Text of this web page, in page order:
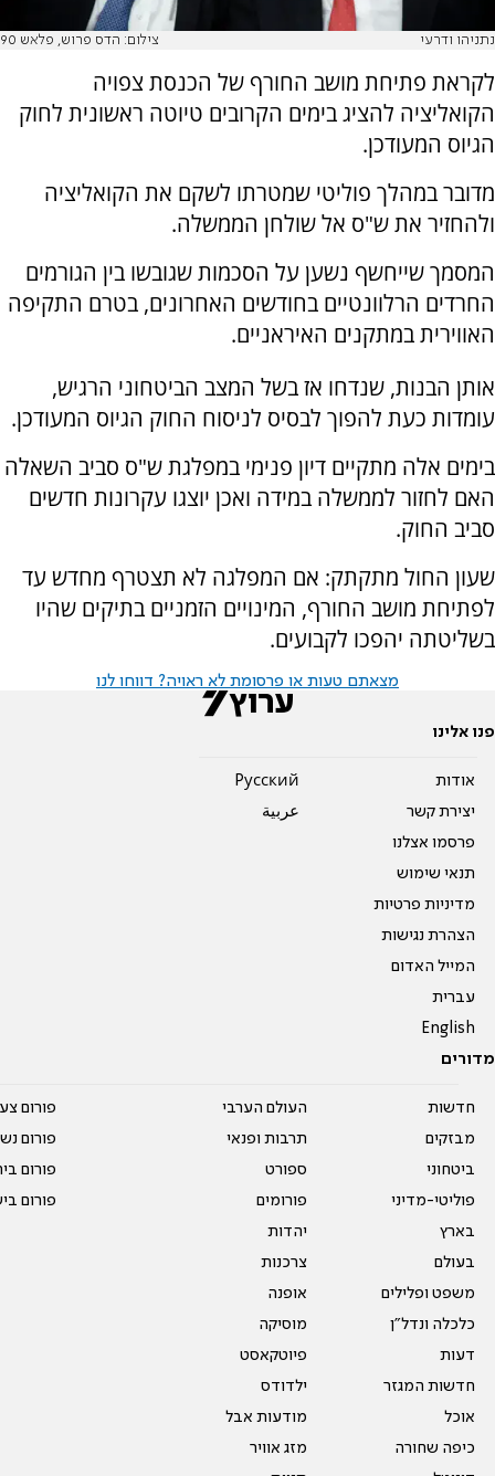
נתניהו ודרעי צילום: הדס פרוש, פלאש 90
לקראת פתיחת מושב החורף של הכנסת צפויה
הקואליציה להציג בימים הקרובים טיוטה ראשונית לחוק
הגיוס המעודכן.
מדובר במהלך פוליטי שמטרתו לשקם את הקואליציה
ולהחזיר את ש"ס אל שולחן הממשלה.
המסמך שייחשף נשען על הסכמות שגובשו בין הגורמים
החרדים הרלוונטיים בחודשים האחרונים, בטרם התקיפה
האווירית במתקנים האיראניים.
אותן הבנות, שנדחו אז בשל המצב הביטחוני הרגיש,
עומדות כעת להפוך לבסיס לניסוח החוק הגיוס המעודכן.
בימים אלה מתקיים דיון פנימי במפלגת ש"ס סביב השאלה
האם לחזור לממשלה במידה ואכן יוצגו עקרונות חדשים
סביב החוק.
שעון החול מתקתק: אם המפלגה לא תצטרף מחדש עד
לפתיחת מושב החורף, המינויים הזמניים בתיקים שהיו
בשליטתה יהפכו לקבועים.
מצאתם טעות או פרסומת לא ראויה? דווחו לנו
פנו אלינו
אודות
יצירת קשר
פרסמו אצלנו
תנאי שימוש
מדיניות פרטיות
הצהרת נגישות
המייל האדום
עברית
English
Pусский
عربية
מדורים
חדשות
מבזקים
ביטחוני
פוליטי-מדיני
בארץ
בעולם
משפט ופלילים
כלכלה ונדל"ן
דעות
חדשות המגזר
אוכל
כיפה שחורה
העולם הערבי
תרבות ופנאי
ספורט
פורומים
יהדות
צרכנות
אופנה
מוסיקה
פיוטקאסט
ילדודס
מודעות אבל
מזג אוויר
פורום
פורום
פורום
פורום